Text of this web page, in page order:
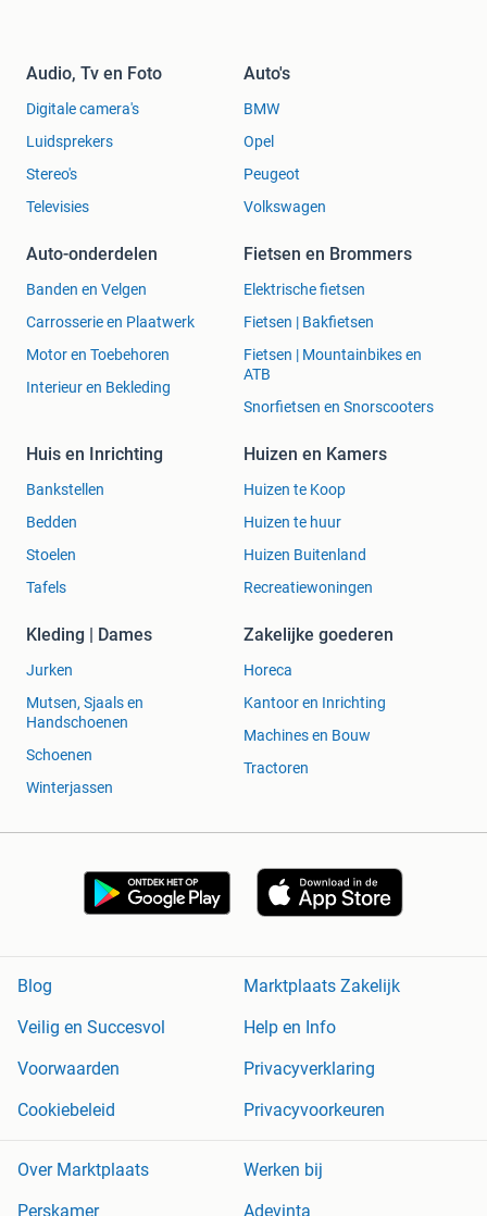
Audio, Tv en Foto
Digitale camera's
Luidsprekers
Stereo's
Televisies
Auto's
BMW
Opel
Peugeot
Volkswagen
Auto-onderdelen
Banden en Velgen
Carrosserie en Plaatwerk
Motor en Toebehoren
Interieur en Bekleding
Fietsen en Brommers
Elektrische fietsen
Fietsen | Bakfietsen
Fietsen | Mountainbikes en
ATB
Snorfietsen en Snorscooters
Huis en Inrichting
Bankstellen
Bedden
Stoelen
Tafels
Huizen en Kamers
Huizen te Koop
Huizen te huur
Huizen Buitenland
Recreatiewoningen
Kleding | Dames
Jurken
Mutsen, Sjaals en
Handschoenen
Schoenen
Winterjassen
Zakelijke goederen
Horeca
Kantoor en Inrichting
Machines en Bouw
Tractoren
Blog
Marktplaats Zakelijk
Veilig en Succesvol
Help en Info
Voorwaarden
Privacyverklaring
Cookiebeleid
Privacyvoorkeuren
Over Marktplaats
Werken bij
Perskamer
Adevinta